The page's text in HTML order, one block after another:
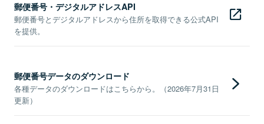
郵便番号・デジタルアドレスAPI
郵便番号とデジタルアドレスから住所を取得できる公式API
を提供。
郵便番号データのダウンロード
各種データのダウンロードはこちらから。（2026年7月31日
更新）